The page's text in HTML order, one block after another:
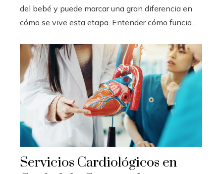
del bebé y puede marcar una gran diferencia en
cómo se vive esta etapa. Entender cómo funcio...
Servicios Cardiológicos en